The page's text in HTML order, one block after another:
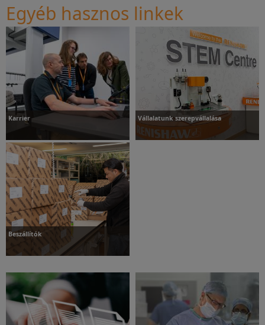
Hírek Rendezvények
Egyéb hasznos linkek
Karrier
További információk
Vállalatunk szerepvállalása
Beszállítók
További információk